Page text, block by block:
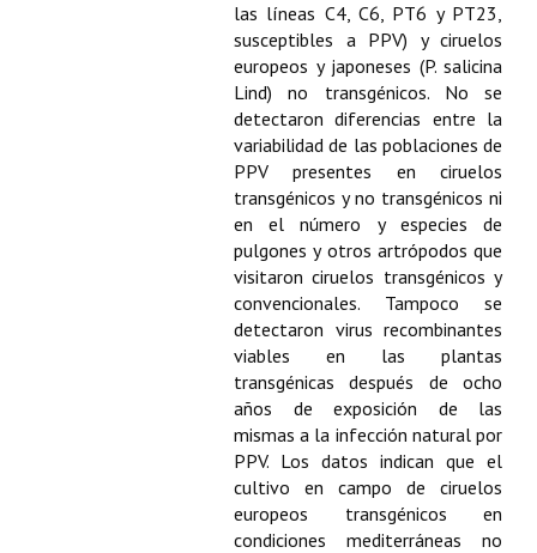
las líneas C4, C6, PT6 y PT23,
susceptibles a PPV) y ciruelos
europeos y japoneses (P. salicina
Lind) no transgénicos. No se
detectaron diferencias entre la
variabilidad de las poblaciones de
PPV presentes en ciruelos
transgénicos y no transgénicos ni
en el número y especies de
pulgones y otros artrópodos que
visitaron ciruelos transgénicos y
convencionales. Tampoco se
detectaron virus recombinantes
viables en las plantas
transgénicas después de ocho
años de exposición de las
mismas a la infección natural por
PPV. Los datos indican que el
cultivo en campo de ciruelos
europeos transgénicos en
condiciones mediterráneas no